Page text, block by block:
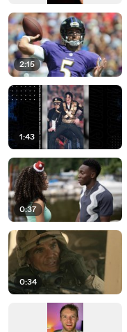
2:15
1:43
0:37
0:34